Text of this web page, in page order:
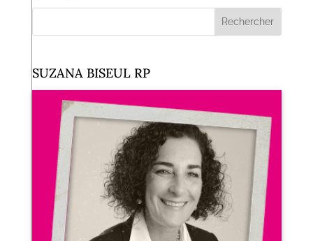
SUZANA BISEUL RP